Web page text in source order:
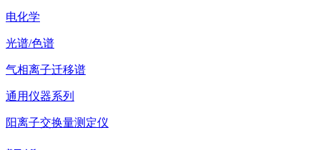
电化学
光谱/色谱
气相离子迁移谱
通用仪器系列
阳离子交换量测定仪